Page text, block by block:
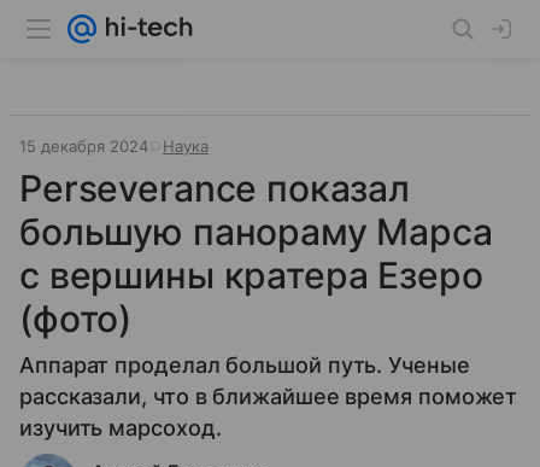
15 декабря 2024 Наука
Perseverance показал
большую панораму Марса
с вершины кратера Езеро
(фото)
Аппарат проделал большой путь. Ученые
рассказали, что в ближайшее время поможет
изучить марсоход.